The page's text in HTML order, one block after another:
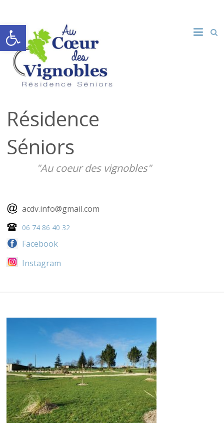
Ouvrir la barre d’outils
Résidence
Séniors
"Au coeur des vignobles"
acdv.info@gmail.com
06 74 86 40 32
Facebook
Instagram